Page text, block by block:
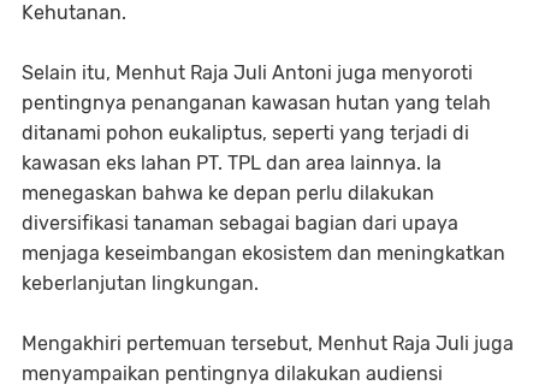
Kehutanan.
Selain itu, Menhut Raja Juli Antoni juga menyoroti
pentingnya penanganan kawasan hutan yang telah
ditanami pohon eukaliptus, seperti yang terjadi di
kawasan eks lahan PT. TPL dan area lainnya. Ia
menegaskan bahwa ke depan perlu dilakukan
diversifikasi tanaman sebagai bagian dari upaya
menjaga keseimbangan ekosistem dan meningkatkan
keberlanjutan lingkungan.
Mengakhiri pertemuan tersebut, Menhut Raja Juli juga
menyampaikan pentingnya dilakukan audiensi